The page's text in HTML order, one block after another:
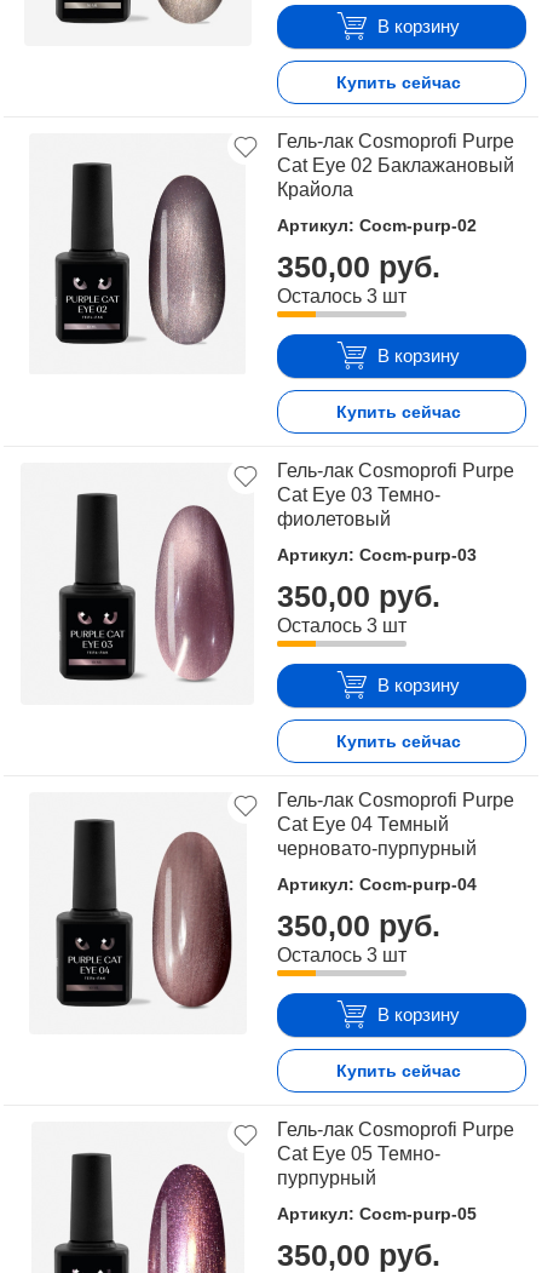
В корзину
Купить сейчас
Гель-лак Cosmoprofi Purpe
Cat Eye 02 Баклажановый
Крайола
Артикул: Cocm-purp-02
350,00 руб.
Осталось 3 шт
В корзину
Купить сейчас
Гель-лак Cosmoprofi Purpe
Cat Eye 03 Темно-
фиолетовый
Артикул: Cocm-purp-03
350,00 руб.
Осталось 3 шт
В корзину
Купить сейчас
Гель-лак Cosmoprofi Purpe
Cat Eye 04 Темный
черновато-пурпурный
Артикул: Cocm-purp-04
350,00 руб.
Осталось 3 шт
В корзину
Купить сейчас
Гель-лак Cosmoprofi Purpe
Cat Eye 05 Темно-
пурпурный
Артикул: Cocm-purp-05
350,00 руб.